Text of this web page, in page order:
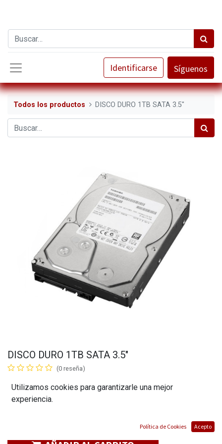
Identificarse Síguenos
Todos los productos DISCO DURO 1TB SATA 3.5"
DISCO DURO 1TB SATA 3.5"
(0 reseña)
$70,00
Utilizamos cookies para garantizarle una mejor
experiencia.
Política de Cookies Acepto